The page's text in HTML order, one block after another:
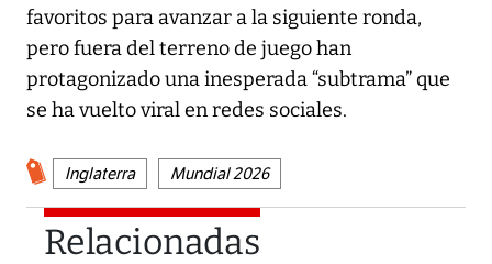
favoritos para avanzar a la siguiente ronda,
pero fuera del terreno de juego han
protagonizado una inesperada “subtrama” que
se ha vuelto viral en redes sociales.
Inglaterra Mundial 2026
Relacionadas